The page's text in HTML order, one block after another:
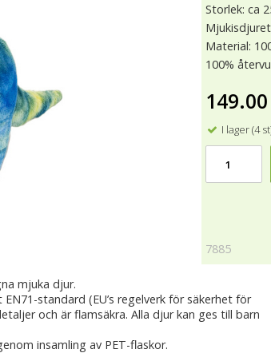
Storlek: ca
Material:
100%
I lager (4
7885
mjuka djur.
standard (EU’s regelverk för säkerhet för
och är flamsäkra. Alla djur kan ges till barn
insamling av PET-flaskor.